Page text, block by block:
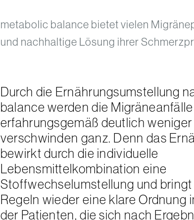
metabolic balance bietet vielen
und nachhaltige Lösung ihrer
Durch die Ernährungsumstellung
balance werden die
erfahrungsgemäß deutlich
verschwinden ganz. Denn das
bewirkt durch die individuelle
Lebensmittelkombination eine
Stoffwechselumstellung und bringt
Regeln wieder eine klare Ordnung
der Patienten, die sich nach